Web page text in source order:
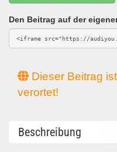
Den Beitrag auf der
Dieser Beitrag
verortet!
Beschreibung